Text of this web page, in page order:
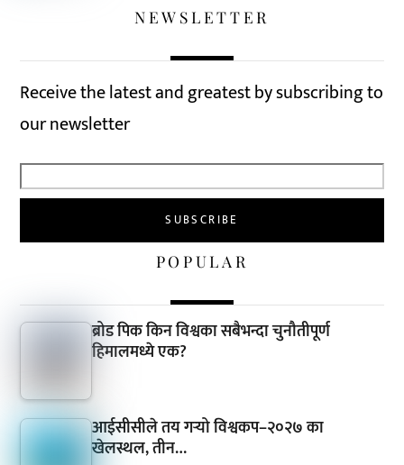
NEWSLETTER
Receive the latest and greatest by subscribing to
our newsletter
POPULAR
ब्रोड पिक किन विश्वका सबैभन्दा चुनौतीपूर्ण
हिमालमध्ये एक?
आईसीसीले तय गर्‍यो विश्वकप–२०२७ का
खेलस्थल, तीन…